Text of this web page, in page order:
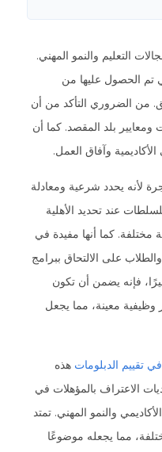
التعليم والنمو المهني.
تم الحصول عليها من
من الضروري التأكد من أن
ومعايير بلد المقصد. كما أن
وآفاق العمل.
لأنه يحدد شرعية ومعادلة
عند تحديد الأهلية
كما أنها مفيدة في
على الالتحاق ببرامج
فإنه يضمن أن تكون
وظيفية معينة، مما يجعل
تقييم الدبلومات هذه
الاعتراف بالمؤهلات في
والنمو المهني. تمتد
مما يجعله موضوعًا